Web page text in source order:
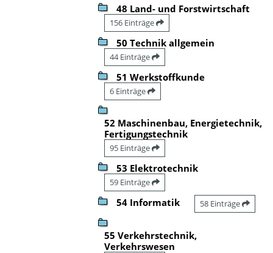
48 Land- und Forstwirtschaft
156 Einträge
50 Technik allgemein
44 Einträge
51 Werkstoffkunde
6 Einträge
52 Maschinenbau, Energietechnik,
Fertigungstechnik
95 Einträge
53 Elektrotechnik
59 Einträge
54 Informatik 58 Einträge
55 Verkehrstechnik,
Verkehrswesen